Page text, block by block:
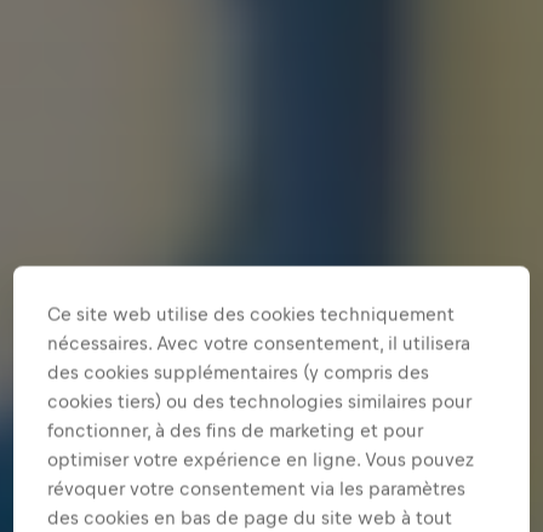
Ce site web utilise des cookies techniquement
nécessaires. Avec votre consentement, il utilisera
des cookies supplémentaires (y compris des
cookies tiers) ou des technologies similaires pour
fonctionner, à des fins de marketing et pour
optimiser votre expérience en ligne. Vous pouvez
révoquer votre consentement via les paramètres
des cookies en bas de page du site web à tout